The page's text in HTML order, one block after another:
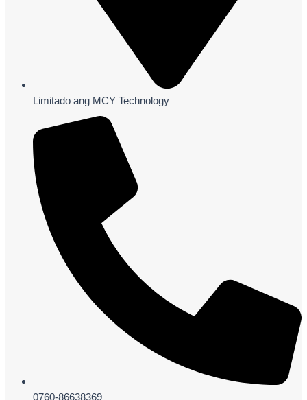
Limitado ang MCY Technology
0760-86638369